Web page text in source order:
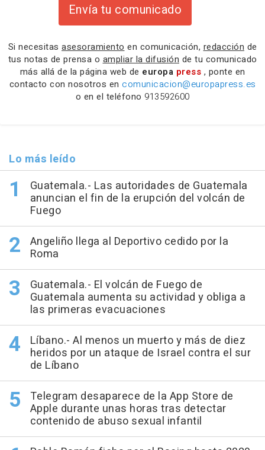
Envía tu comunicado
Si necesitas asesoramiento en comunicación, redacción de
tus notas de prensa o ampliar la difusión de tu comunicado
más allá de la página web de europa press , ponte en
contacto con nosotros en comunicacion@europapress.es
o en el teléfono 913592600
Lo más leído
Guatemala.- Las autoridades de Guatemala
anuncian el fin de la erupción del volcán de
Fuego
Angeliño llega al Deportivo cedido por la
Roma
Guatemala.- El volcán de Fuego de
Guatemala aumenta su actividad y obliga a
las primeras evacuaciones
Líbano.- Al menos un muerto y más de diez
heridos por un ataque de Israel contra el sur
de Líbano
Telegram desaparece de la App Store de
Apple durante unas horas tras detectar
contenido de abuso sexual infantil